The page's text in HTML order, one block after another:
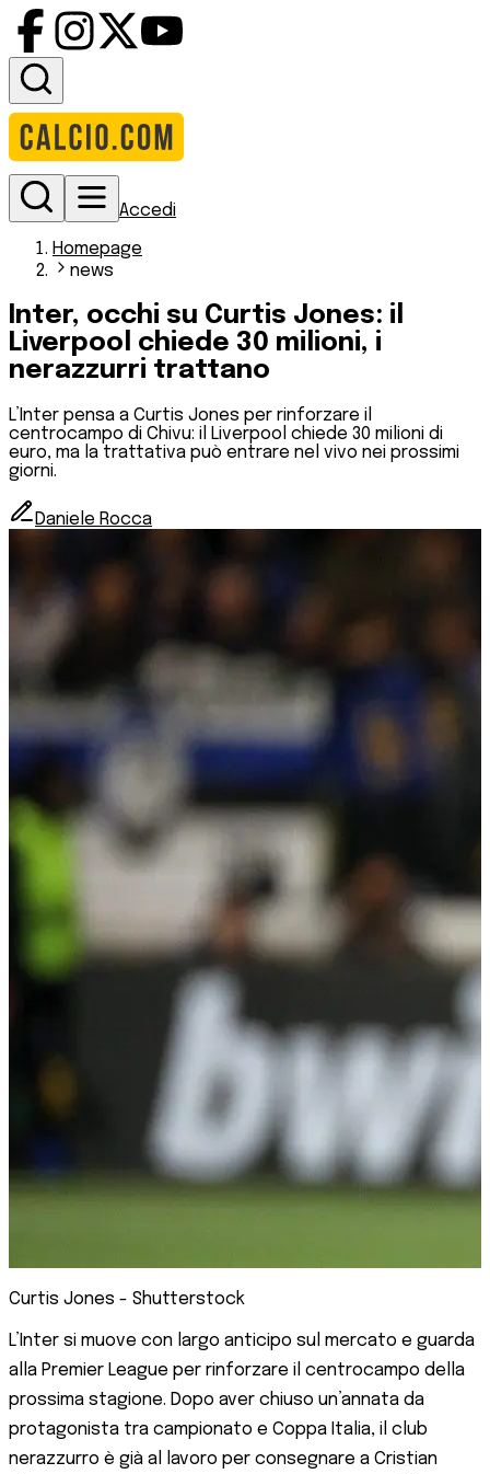
Accedi
Homepage
news
Inter, occhi su Curtis Jones: il
Liverpool chiede 30 milioni, i
nerazzurri trattano
L’Inter pensa a Curtis Jones per rinforzare il
centrocampo di Chivu: il Liverpool chiede 30 milioni di
euro, ma la trattativa può entrare nel vivo nei prossimi
giorni.
Daniele Rocca
Curtis Jones - Shutterstock
L’Inter si muove con largo anticipo sul mercato e guarda
alla Premier League per rinforzare il centrocampo della
prossima stagione. Dopo aver chiuso un’annata da
protagonista tra campionato e Coppa Italia, il club
nerazzurro è già al lavoro per consegnare a Cristian